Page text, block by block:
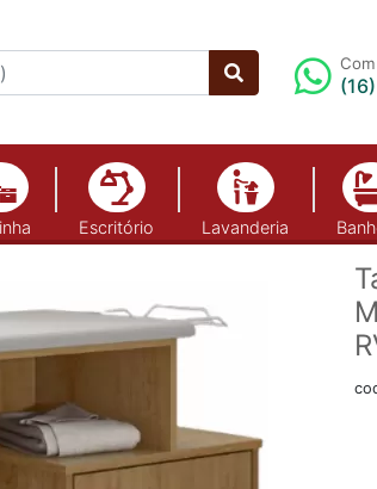
Escritório Lavanderia